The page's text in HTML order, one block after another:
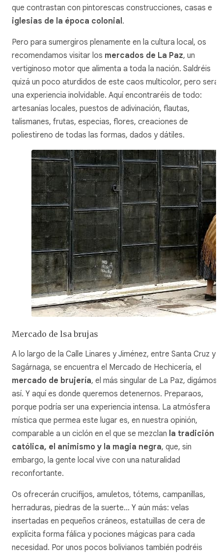
que contrastan con pintorescas construcciones, casas e
iglesias de la época colonial .
Pero para sumergiros plenamente en la cultura local, os
recomendamos visitar los mercados de La Paz, un
vertiginoso motor que alimenta a toda la nación. Saldréis
quizá un poco aturdidos de este caos multicolor, pero será
una experiencia inolvidable. Aquí encontraréis de todo:
artesanías locales, puestos de adivinación, flautas,
talismanes, frutas, especias, flores, creaciones de
poliestireno de todas las formas, dados y dátiles.
Mercado de lsa brujas
A lo largo de la Calle Linares y Jiménez, entre Santa Cruz y
Sagárnaga, se encuentra el Mercado de Hechicería, el
mercado de brujería, el más singular de La Paz,
así. Y aquí es donde queremos detenernos. Preparaos,
porque podría ser una experiencia intensa. La atmósfera
mística que permea este lugar es, en nuestra opinión,
comparable a un ciclón en el que se mezclan la tradición
católica, el animismo y la magia negra, que, sin
embargo, la gente local vive con una naturalidad
reconfortante.
Os ofrecerán crucifijos, amuletos, tótems, campanillas,
herraduras, piedras de la suerte… Y aún más: velas
insertadas en pequeños cráneos, estatuillas de cera de
explícita forma fálica y pociones mágicas para cada
necesidad. Por unos pocos bolivianos también podréis